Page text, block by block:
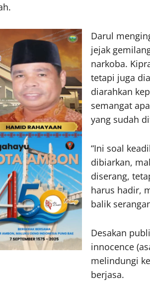
Darul
jejak
narkoba.
tetapi juga
diarahkan
semangat
yang sudah
“Ini soal
dibiarkan,
diserang,
harus hadir,
balik
Desakan
innocence
melindungi
berjasa.